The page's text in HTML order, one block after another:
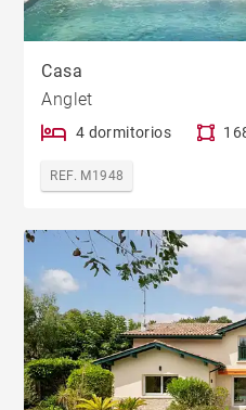
Casa
Anglet
4 dormitorios
REF. M1948